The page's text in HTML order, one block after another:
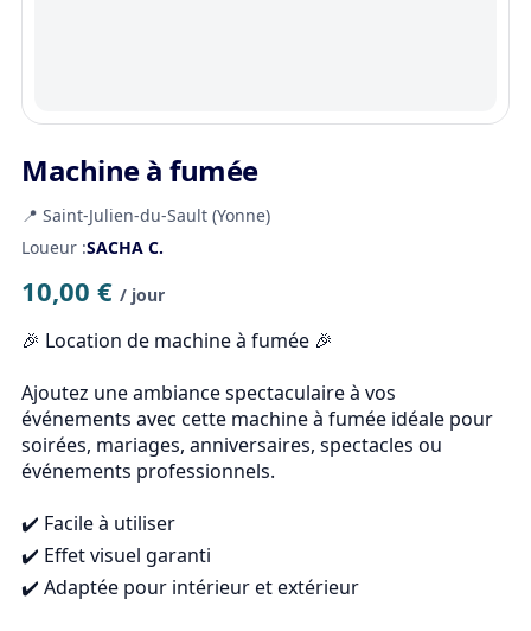
Machine à fumée
📍 Saint-Julien-du-Sault (Yonne)
Loueur :SACHA C.
10,00 € / jour
🎉 Location de machine à fumée 🎉
Ajoutez une ambiance spectaculaire à vos
événements avec cette machine à fumée idéale pour
soirées, mariages, anniversaires, spectacles ou
événements professionnels.
✔️ Facile à utiliser
✔️ Effet visuel garanti
✔️ Adaptée pour intérieur et extérieur